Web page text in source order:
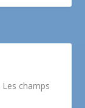
Les champs